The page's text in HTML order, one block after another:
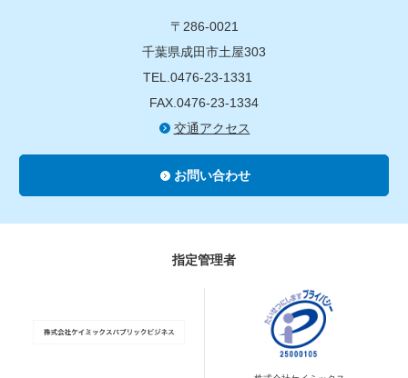
〒286-0021
千葉県成田市土屋303
TEL.0476-23-1331
FAX.0476-23-1334
交通アクセス
お問い合わせ
指定管理者